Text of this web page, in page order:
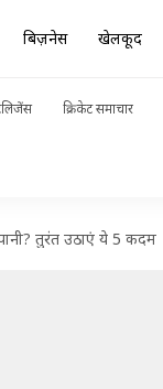
बिज़नेस खेलकूद
क्रिकेट समाचार
तुरंत उठाएं ये 5 कदम